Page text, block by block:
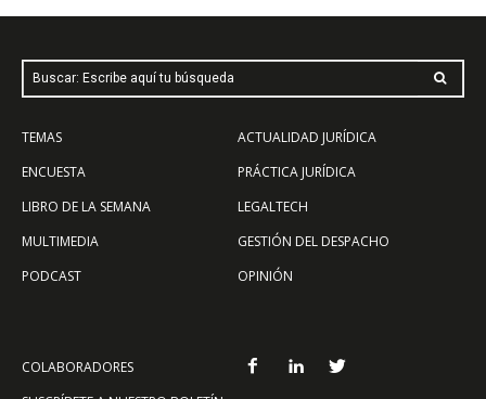
Buscar: Escribe aquí tu búsqueda
TEMAS
ENCUESTA
LIBRO DE LA SEMANA
MULTIMEDIA
PODCAST
ACTUALIDAD JURÍDICA
PRÁCTICA JURÍDICA
LEGALTECH
GESTIÓN DEL DESPACHO
OPINIÓN
COLABORADORES